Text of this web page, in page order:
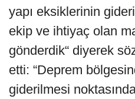
yapı eksiklerinin
ekip ve ihtiyaç olan
gönderdik“ diyerek
etti: “Deprem
giderilmesi